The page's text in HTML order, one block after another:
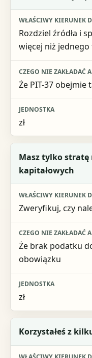
Właściwy kierunek
Czego nie zakładać
Rozdziel źródła i
więcej niż
Że PIT-37 obejmie
zł
Masz tylko
kapitałowych
Zweryfikuj, czy
Że brak podatku
obowiązku
zł
Korzystałeś z